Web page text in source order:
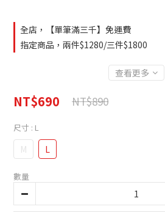
全店，【單筆滿三千】免運費
指定商品，兩件$1280/三件$1800
查看更多
NT$690 NT$890
尺寸 : L
M L
數量